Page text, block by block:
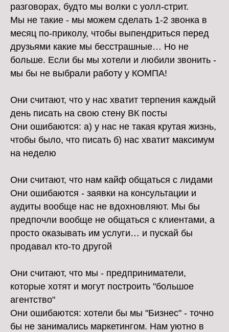
разговорах, будто мы волки с уолл-стрит.
Мы не такие - мы можем сделать 1-2 звонка в
месяц по-приколу, чтобы выпендриться перед
друзьями какие мы бесстрашные… Но не
больше. Если бы мы хотели и любили звонить -
мы бы не выбрали работу у КОМПА!
Они считают, что у нас хватит терпения каждый
день писать на свою стену ВК посты
Они ошибаются: а) у нас не такая крутая жизнь,
чтобы было, что писать б) нас хватит максимум
на неделю
Они считают, что нам кайф общаться с лидами
Они ошибаются - заявки на консультации и
аудиты вообще нас не вдохновляют. Мы бы
предпочли вообще не общаться с клиентами, а
просто оказывать им услуги… и пускай бы
продавал кто-то другой
Они считают, что мы - предприниматели,
которые хотят и могут построить "большое
агентство"
Они ошибаются: хотели бы мы "Бизнес" - точно
бы не занимались маркетингом. Нам уютно в